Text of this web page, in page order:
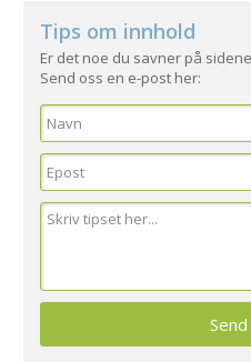
Tips om innhold
Er det noe du savner på
Send oss en e-post her: